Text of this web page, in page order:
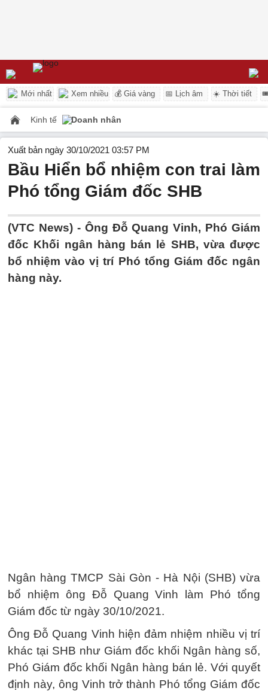
Mới nhất Xem nhiều 💰 Giá vàng 📅 Lịch âm ☀️ Thời tiết
Kinh tế Doanh nhân
Xuất bản ngày 30/10/2021 03:57 PM
Bầu Hiển bổ nhiệm con trai làm
Phó tổng Giám đốc SHB
(VTC News) - Ông Đỗ Quang Vinh, Phó Giám
đốc Khối ngân hàng bán lẻ SHB, vừa được
bổ nhiệm vào vị trí Phó tổng Giám đốc ngân
hàng này.
Ngân hàng TMCP Sài Gòn - Hà Nội (SHB) vừa
bổ nhiệm ông Đỗ Quang Vinh làm Phó tổng
Giám đốc từ ngày 30/10/2021.
Ông Đỗ Quang Vinh hiện đảm nhiệm nhiều vị trí
khác tại SHB như Giám đốc khối Ngân hàng số,
Phó Giám đốc khối Ngân hàng bán lẻ. Với quyết
định này, ông Vinh trở thành Phó tổng Giám đốc